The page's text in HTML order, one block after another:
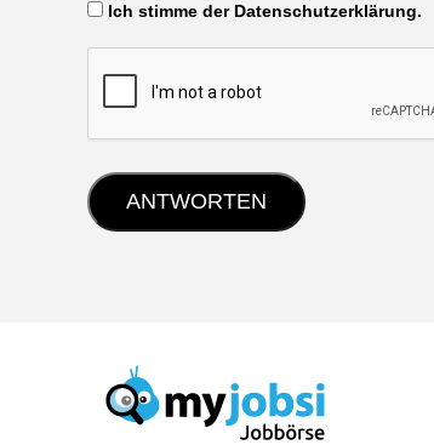
‏‏‎ ‎Ich stimme der Datenschutzerklärung.